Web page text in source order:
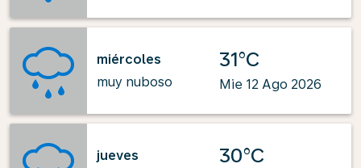
miércoles
muy nuboso
31°C
Mie 12 Ago 2026
jueves
30°C